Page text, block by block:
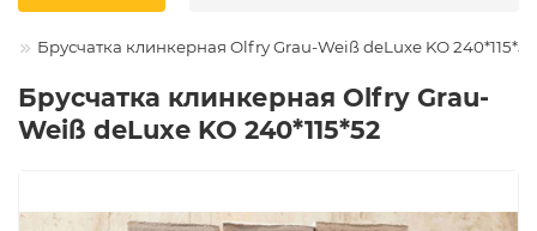
Брусчатка клинкерная Olfry Grau-Weiß deLuxe KO 240*115*52
Брусчатка клинкерная Olfry Grau-
Weiß deLuxe KO 240*115*52